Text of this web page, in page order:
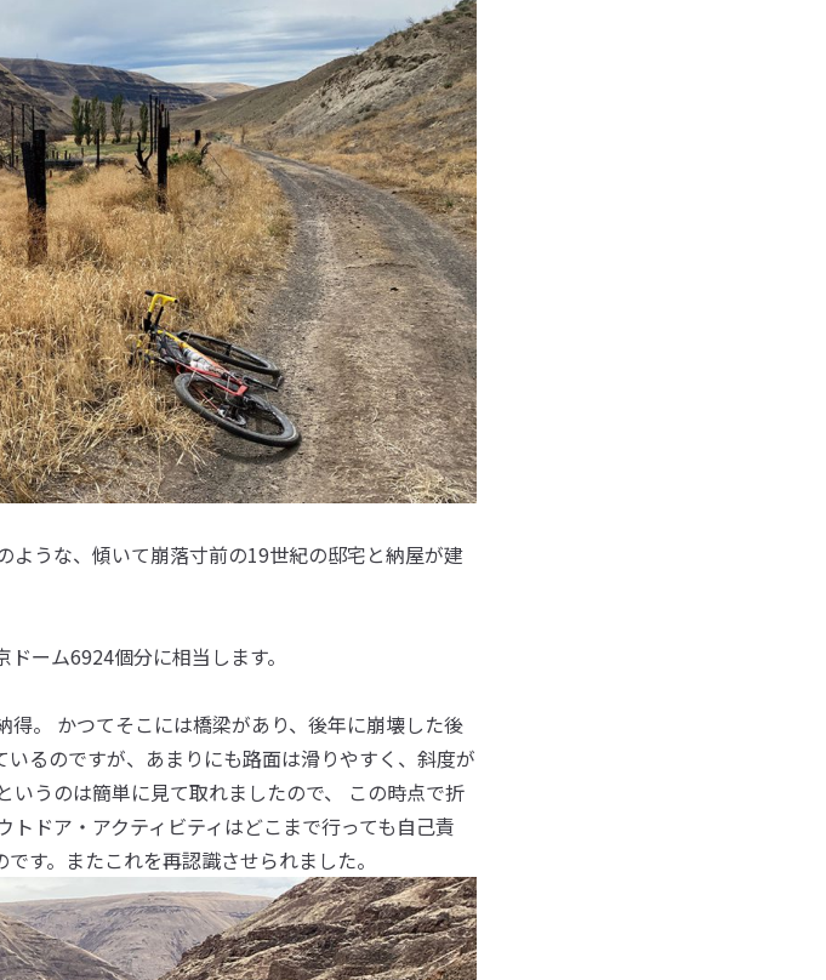
ような、傾いて崩落寸前の19世紀の邸宅と納屋が建
ーム6924個分に相当します。
。 かつてそこには橋梁があり、後年に崩壊した後
るのですが、あまりにも路面は滑りやすく、斜度が
うのは簡単に見て取れましたので、 この時点で折
ドア・アクティビティはどこまで行っても自己責
す。またこれを再認識させられました。